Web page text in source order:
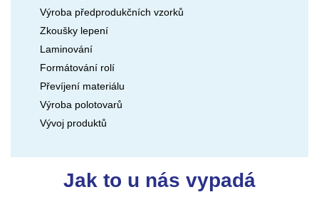
Výroba předprodukčních vzorků
Zkoušky lepení
Laminování
Formátování rolí
Převíjení materiálu
Výroba polotovarů
Vývoj produktů
Jak to u nás vypadá